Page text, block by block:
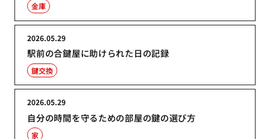
金庫
駅前の合鍵屋に助けられた日の記録
2026.05.29
鍵交換
自分の時間を守るための部屋の鍵の選び方
2026.05.29
家